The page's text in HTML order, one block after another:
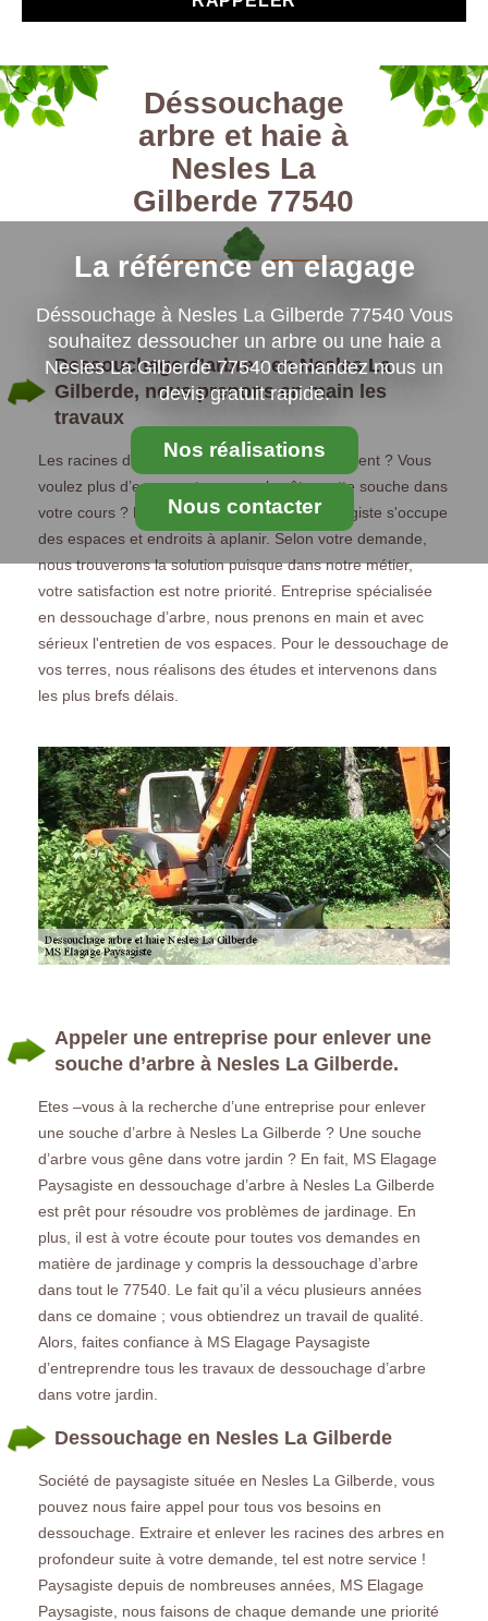
La référence en elagage
Déssouchage à Nesles La Gilberde 77540 Vous
souhaitez dessoucher un arbre ou une haie a
Nesles La Gilberde 77540 demandez nous un
devis gratuit rapide.
Nos réalisations
Nous contacter
Déssouchage
arbre et haie à
Nesles La
Gilberde 77540
Dessouchage d’arbre : en Nesles La
Gilberde, nous prenons en main les
travaux
Les racines d’arbre dans votre jardin vous gênent ? Vous
voulez plus d’espace et vous voulez ôter cette souche dans
votre cours ? L'entreprise MS Elagage Paysagiste s'occupe
des espaces et endroits à aplanir. Selon votre demande,
nous trouverons la solution puisque dans notre métier,
votre satisfaction est notre priorité. Entreprise spécialisée
en dessouchage d’arbre, nous prenons en main et avec
sérieux l'entretien de vos espaces. Pour le dessouchage de
vos terres, nous réalisons des études et intervenons dans
les plus brefs délais.
Appeler une entreprise pour enlever une
souche d’arbre à Nesles La Gilberde.
Etes –vous à la recherche d’une entreprise pour enlever
une souche d’arbre à Nesles La Gilberde ? Une souche
d’arbre vous gêne dans votre jardin ? En fait, MS Elagage
Paysagiste en dessouchage d’arbre à Nesles La Gilberde
est prêt pour résoudre vos problèmes de jardinage. En
plus, il est à votre écoute pour toutes vos demandes en
matière de jardinage y compris la dessouchage d’arbre
dans tout le 77540. Le fait qu’il a vécu plusieurs années
dans ce domaine ; vous obtiendrez un travail de qualité.
Alors, faites confiance à MS Elagage Paysagiste
d’entreprendre tous les travaux de dessouchage d’arbre
dans votre jardin.
Dessouchage en Nesles La Gilberde
Société de paysagiste située en Nesles La Gilberde, vous
pouvez nous faire appel pour tous vos besoins en
dessouchage. Extraire et enlever les racines des arbres en
profondeur suite à votre demande, tel est notre service !
Paysagiste depuis de nombreuses années, MS Elagage
Paysagiste, nous faisons de chaque demande une priorité